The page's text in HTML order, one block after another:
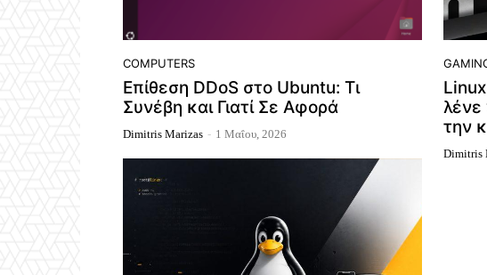
COMPUTERS
Επίθεση DDoS στο Ubuntu: Τι
Συνέβη και Γιατί Σε Αφορά
Dimitris Marizas - 1 Μαΐου, 2026
λένε
την
Dimitris